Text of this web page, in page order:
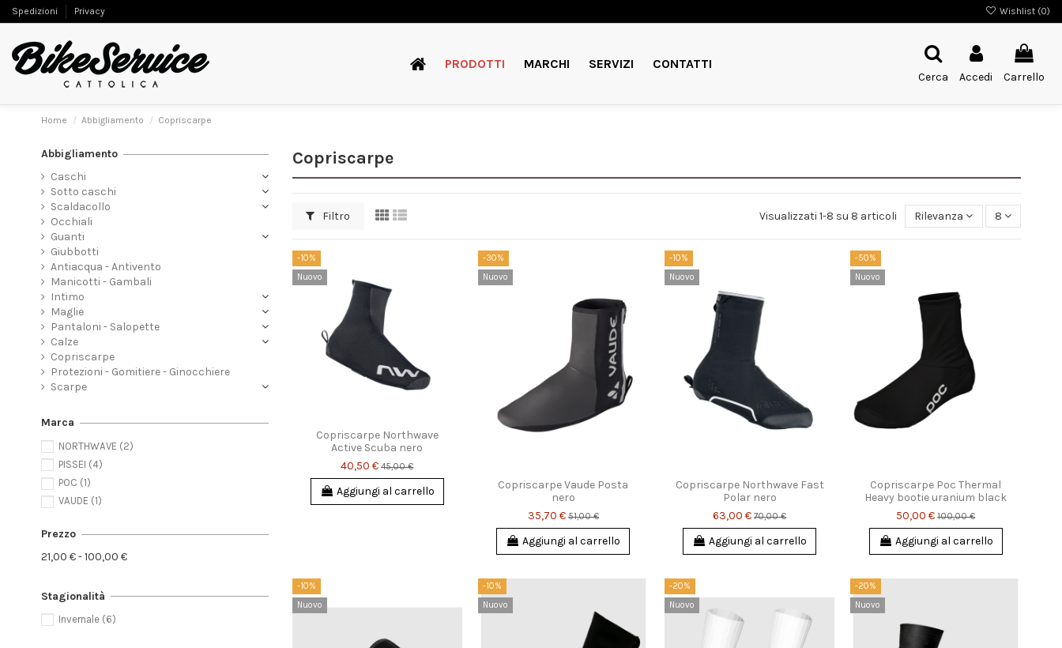
Spedizioni Privacy Wishlist (0)
PRODOTTI MARCHI SERVIZI CONTATTI
Cerca Accedi Carrello
Home Abbigliamento Copriscarpe
Copriscarpe
Filtro Visualizzati 1-8 su 8 articoli Rilevanza 8
-10%
Nuovo
Copriscarpe Northwave
Active Scuba nero
40,50 € 45,00 €
Aggiungi al carrello
-30%
Nuovo
Copriscarpe Vaude Posta
nero
35,70 € 51,00 €
Aggiungi al carrello
-10%
Nuovo
Copriscarpe Northwave Fast
Polar nero
63,00 € 70,00 €
Aggiungi al carrello
-50%
Nuovo
Copriscarpe Poc Thermal
Heavy bootie uranium black
50,00 € 100,00 €
Aggiungi al carrello
-10%
Nuovo
-10%
Nuovo
-20%
Nuovo
-20%
Nuovo
Abbigliamento
Caschi
Sotto caschi
Scaldacollo
Occhiali
Guanti
Giubbotti
Antiacqua - Antivento
Manicotti - Gambali
Intimo
Maglie
Pantaloni - Salopette
Calze
Copriscarpe
Protezioni - Gomitiere - Ginocchiere
Scarpe
Marca
NORTHWAVE (2)
PISSEI (4)
POC (1)
VAUDE (1)
Prezzo
21,00 € - 100,00 €
Stagionalità
Invernale (6)